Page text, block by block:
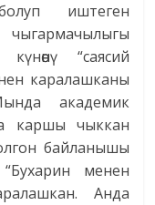
иштеген
“саясий
каралашканы
академик
каршы чыккан
байланышы
“Бухарин менен
Анда